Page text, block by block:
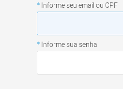
Informe seu email ou CPF
Informe sua senha